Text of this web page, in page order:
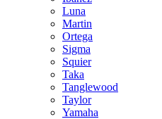
Luna
Martin
Ortega
Sigma
Squier
Taka
Tanglewood
Taylor
Yamaha